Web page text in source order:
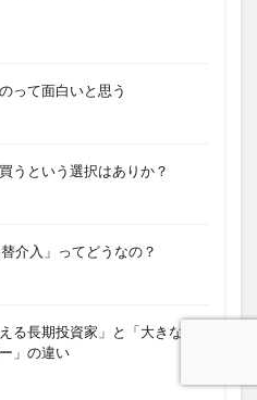
って面白いと思う
うという選択はありか？
介入」ってどうなの？
る長期投資家」と「大きなボ
」の違い